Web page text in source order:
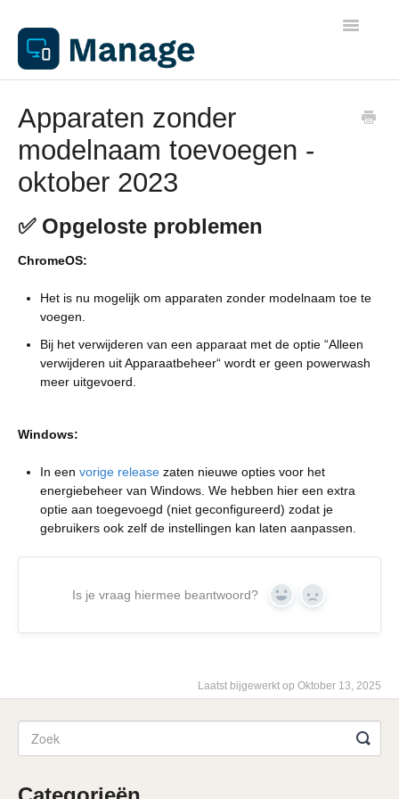
Toggle
Algemene informatie
Werkplekken
Apparaathandleidingen
Printen
Apparaten zonder
modelnaam toevoegen -
oktober 2023
✅ Opgeloste problemen
ChromeOS:
Het is nu mogelijk om apparaten zonder modelnaam toe te
voegen.
Bij het verwijderen van een apparaat met de optie “Alleen
verwijderen uit Apparaatbeheer“ wordt er geen powerwash
meer uitgevoerd.
Windows:
In een vorige release zaten nieuwe opties voor het
energiebeheer van Windows. We hebben hier een extra
optie aan toegevoegd (niet geconfigureerd) zodat je
gebruikers ook zelf de instellingen kan laten aanpassen.
Is je vraag hiermee beantwoord? Yes No
Laatst bijgewerkt op Oktober 13, 2025